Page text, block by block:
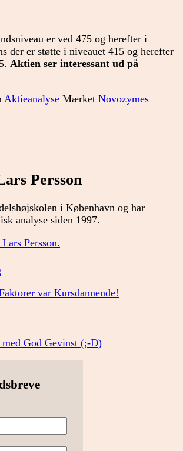
er ved 475 og herefter i
der er støtte i niveauet 415 og herefter
Aktien ser interessant ud på
Aktieanalyse Mærket Novozymes
Persson
i København og har
analyse siden 1997.
Persson.
var Kursdannende!
med God Gevinst (;-D)